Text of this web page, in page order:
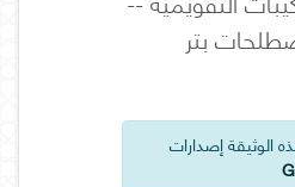
الجزء 4: مصطلحات بتر
الوثيقة إصدارات